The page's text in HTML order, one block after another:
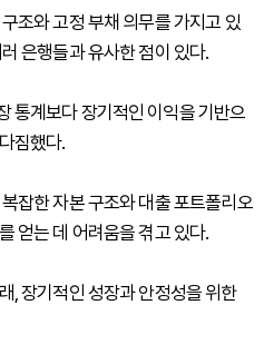
조와 고정 부채 의무를 가지고 있
은행들과 유사한 점이 있다.
통계보다 장기적인 이익을 기반으
짐했다.
잡한 자본 구조와 대출 포트폴리오
얻는 데 어려움을 겪고 있다.
, 장기적인 성장과 안정성을 위한